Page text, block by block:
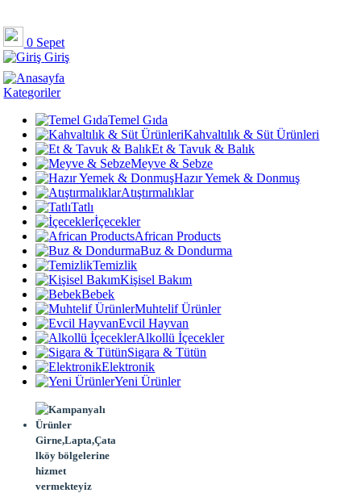
0 Sepet
Giriş
Kategoriler
Temel Gıda
Kahvaltılık & Süt Ürünleri
Et & Tavuk & Balık
Meyve & Sebze
Hazır Yemek & Donmuş
Atıştırmalıklar
Tatlı
İçecekler
African Products
Buz & Dondurma
Temizlik
Kişisel Bakım
Bebek
Muhtelif Ürünler
Evcil Hayvan
Alkollü İçecekler
Sigara & Tütün
Elektronik
Yeni Ürünler
Girne,Lapta,Çata
lköy bölgelerine
hizmet
vermekteyiz